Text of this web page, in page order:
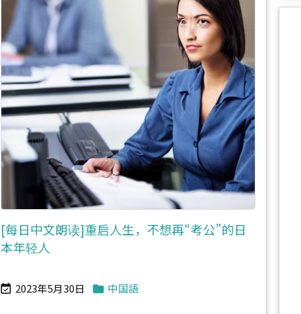
[每日中文朗读]重启人生，不想再“考公”的日
本年轻人
 2023年5月30日  中国語